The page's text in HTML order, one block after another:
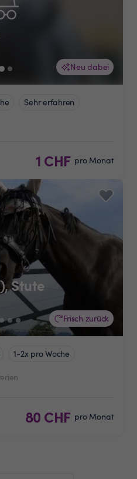
Neu dabei
Sehr erfahren
1 CHF pro Monat
Frisch zurück
Stute
1-2x pro Woche
80 CHF pro Monat